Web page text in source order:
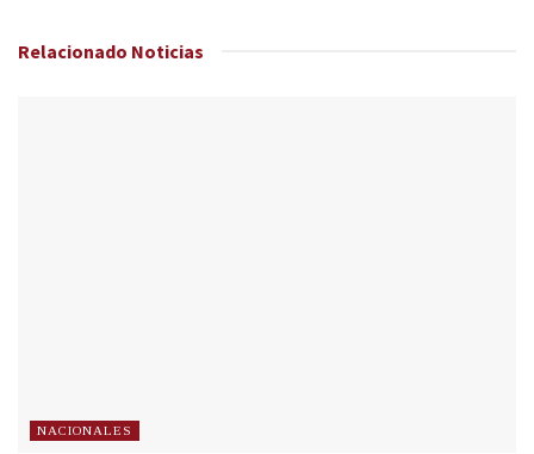
Relacionado Noticias
NACIONALES